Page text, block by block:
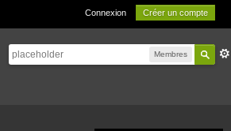
Connexion Créer un compte
Membres